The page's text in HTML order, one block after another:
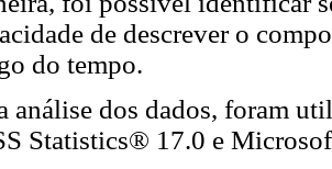
de descrever o
do tempo.
análise dos dados, foram
Statistics® 17.0 e